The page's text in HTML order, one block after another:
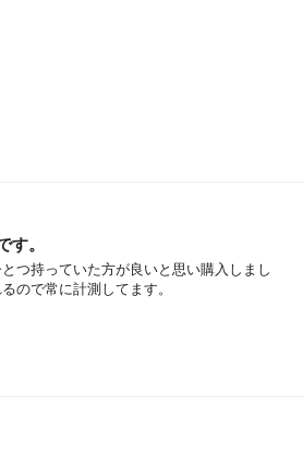
す。
つ持っていた方が良いと思い購入しまし
ので常に計測してます。